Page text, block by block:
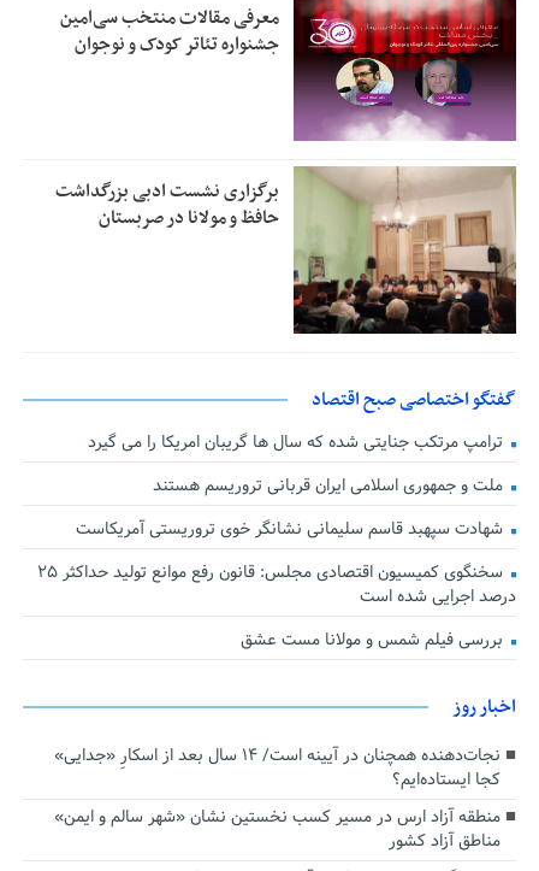
معرفی مقالات منتخب سی‌امین
جشنواره تئاتر کودک و نوجوان
برگزاری نشست ادبی بزرگداشت
حافظ و مولانا در صربستان
گفتگو اختصاصی صبح اقتصاد
ترامپ مرتکب جنایتی شده که سال ها گریبان امریکا را می گیرد
ملت و جمهوری اسلامی ایران قربانی تروریسم هستند
شهادت سپهبد قاسم سلیمانی نشانگر خوی تروریستی آمریکاست
سخنگوی کمیسیون اقتصادی مجلس: قانون رفع موانع تولید حداکثر ۲۵
درصد اجرایی شده است
بررسی فیلم شمس و مولانا مست عشق
اخبار روز
نجات‌دهنده‌ همچنان در آیینه است/ ۱۴ سال بعد از اسکارِ «جدایی»
کجا ایستاده‌ایم؟
منطقه آزاد ارس در مسیر کسب نخستین نشان «شهر سالم و ایمن»
مناطق آزاد کشور